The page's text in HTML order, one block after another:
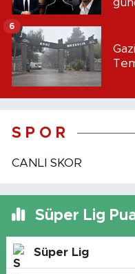
6
S P O R
CANLI SKOR
Süper Lig
Süper Lig